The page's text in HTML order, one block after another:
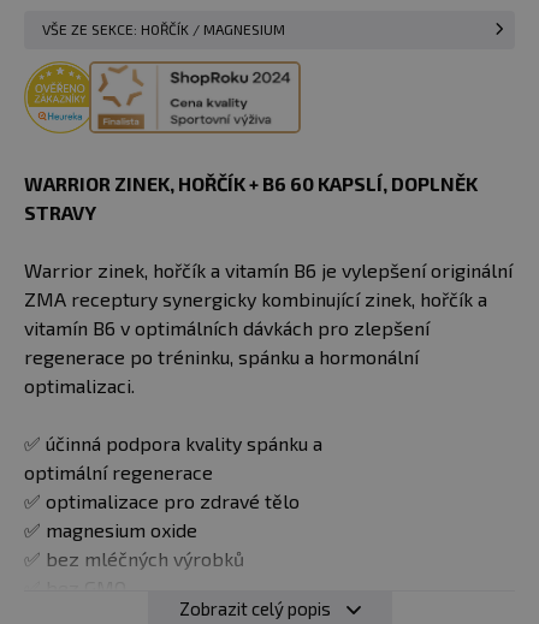
VŠE ZE SEKCE: HOŘČÍK / MAGNESIUM
WARRIOR ZINEK, HOŘČÍK + B6 60 KAPSLÍ, DOPLNĚK
STRAVY
Warrior zinek, hořčík a vitamín B6 je vylepšení originální
ZMA receptury synergicky kombinující zinek, hořčík a
vitamín B6 v optimálních dávkách pro zlepšení
regenerace po tréninku, spánku a hormonální
optimalizaci.
✅ účinná podpora kvality spánku a
optimální regenerace
✅ optimalizace pro zdravé tělo
✅ magnesium oxide
✅ bez mléčných výrobků
Zobrazit celý popis